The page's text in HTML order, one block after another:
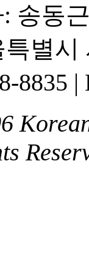
송동
특별
8835 |